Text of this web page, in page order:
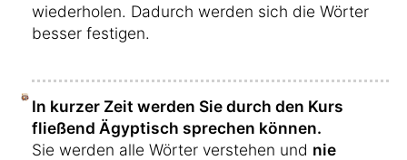
wiederholen. Dadurch werden sich die Wörter
besser festigen.
In kurzer Zeit werden Sie durch den Kurs
fließend Ägyptisch sprechen können.
Sie werden alle Wörter verstehen und nie